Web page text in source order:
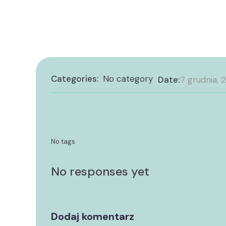
Categories: No category Date:7 grudnia,
No tags
No responses yet
Dodaj komentarz